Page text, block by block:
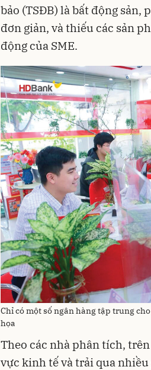
bảo (TSĐB) là bất động
đơn giản, và thiếu các sản
động của SME.
Chỉ có một số ngân hàng tập trung
họa
Theo các nhà phân tích,
vực kinh tế và trải qua